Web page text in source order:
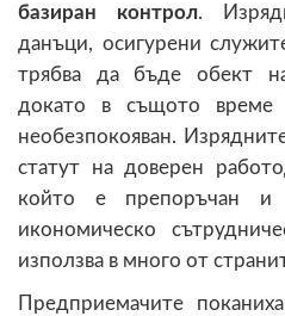
базиран контрол.
данъци, осигурени
трябва да бъде обект
докато в същото време
необезпокояван.
статут на доверен
който е препоръчан и
икономическо
използва в много от
Предприемачите